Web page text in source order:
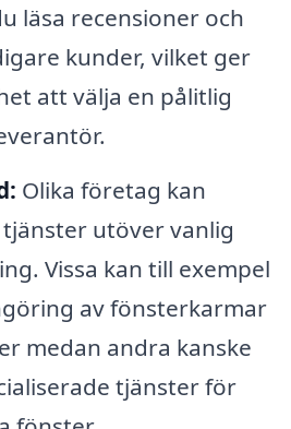
läsa recensioner och
kunder, vilket ger
att välja en pålitlig
Olika företag kan
utöver vanlig
Vissa kan till exempel
av fönsterkarmar
medan andra kanske
tjänster för